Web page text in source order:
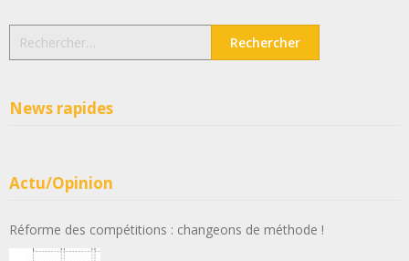
Rechercher :
News rapides
Actu/Opinion
Réforme des compétitions : changeons de méthode !